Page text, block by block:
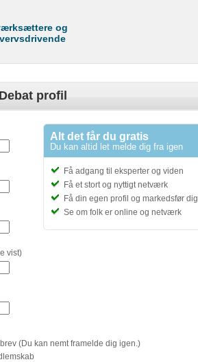
og
profil
Alt det får du gratis
Du kan altid let melde dig fra igen
Få adgang til eksperter og viden
Få et stort og nyttigt netværk
Få din egen profil og markedsfør dig
Se om folk er online og netværk
vist)
(Du kan nemt framelde dig igen.)